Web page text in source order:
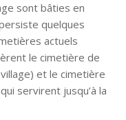
sont bâties en
quelques
actuels
le cimetière de
et le cimetière
servirent jusqu’à la